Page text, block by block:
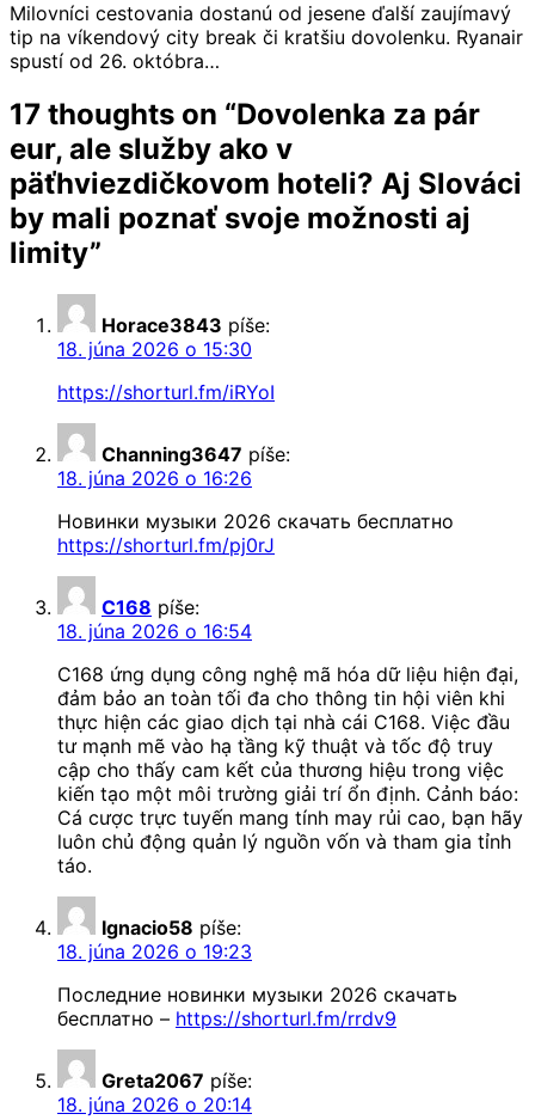
Milovníci cestovania dostanú od jesene ďalší zaujímavý
tip na víkendový city break či kratšiu dovolenku. Ryanair
spustí od 26. októbra…
17 thoughts on “Dovolenka za pár
eur, ale služby ako v
päťhviezdičkovom hoteli? Aj Slováci
by mali poznať svoje možnosti aj
limity”
Horace3843 píše:
18. júna 2026 o 15:30
https://shorturl.fm/iRYoI
Channing3647 píše:
18. júna 2026 o 16:26
Новинки музыки 2026 скачать бесплатно
https://shorturl.fm/pj0rJ
C168 píše:
18. júna 2026 o 16:54
C168 ứng dụng công nghệ mã hóa dữ liệu hiện đại,
đảm bảo an toàn tối đa cho thông tin hội viên khi
thực hiện các giao dịch tại nhà cái C168. Việc đầu
tư mạnh mẽ vào hạ tầng kỹ thuật và tốc độ truy
cập cho thấy cam kết của thương hiệu trong việc
kiến tạo một môi trường giải trí ổn định. Cảnh báo:
Cá cược trực tuyến mang tính may rủi cao, bạn hãy
luôn chủ động quản lý nguồn vốn và tham gia tỉnh
táo.
Ignacio58 píše:
18. júna 2026 o 19:23
Последние новинки музыки 2026 скачать
бесплатно – https://shorturl.fm/rrdv9
Greta2067 píše:
18. júna 2026 o 20:14